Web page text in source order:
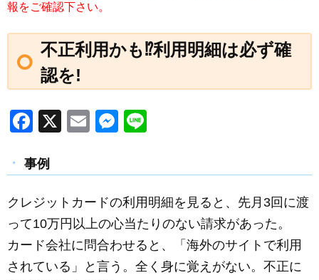
報をご確認下さい。
不正利用かも⁉利用明細は必ず確
認を!
F
c
b
o
o
X
E
M
e
n
g
er
事例
クレジットカードの利用明細を見ると、先月3回に渡
って10万円以上の心当たりのない請求があった。
カード会社に問合わせると、「海外のサイトで利用
されている」と言う。全く身に覚えがない。不正に